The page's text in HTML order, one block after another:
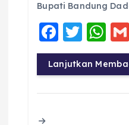
Bupati Bandung
F
a
c
e
T
w
it
te
W
h
a
ts
Lanjutkan